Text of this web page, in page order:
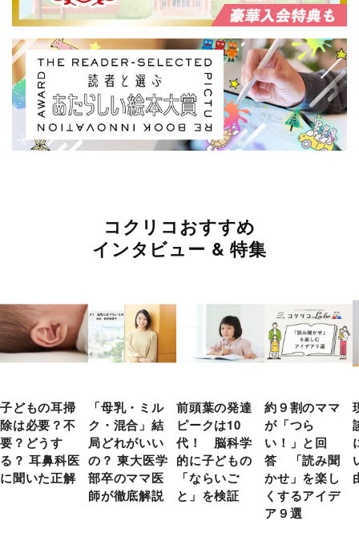
コクリコおすすめ
インタビュー & 特集
子どもの耳掃
除は必要？不
要？どうす
る？ 耳鼻科医
に聞いた正解
「母乳・ミル
ク・混合」結
局どれがいい
の？ 東大医学
部卒のママ医
師が徹底解説
前頭葉の発達
ピークは10
代！ 脳科学
的に子どもの
「ならいご
と」を検証
約９割のママ
が「つら
い！」と回
答 「読み聞
かせ」を楽し
くするアイデ
ア９選